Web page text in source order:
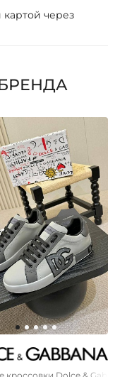
картой через